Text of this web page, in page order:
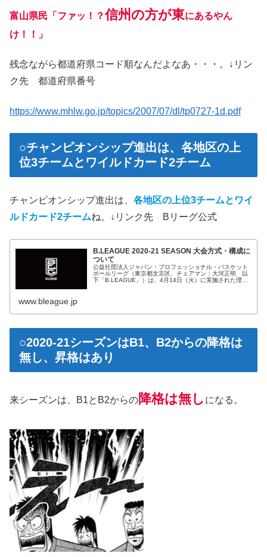
富山県民「ファッ！？信州の方が東にあるやん
け！！」
残念ながら都道府県コード順なんだよなあ・・・。↓リン
ク先 都道府県番号
https://www.mhlw.go.jp/topics/2007/07/dl/tp0727-1d.pdf
○チャンピオンシップ進出は、各地区の上
位3チームとワイルドカード2チーム
チャンピオンシップ進出は、 各地区の上位3チームとワイ
ルドカード2チームね。↓リンク先 Bリーグ公式
B.LEAGUE 2020-21 SEASON 大会方式・構成に
ついて
公益社団法人ジャパン・プロフェッショナル・バスケット
ボールリーグ（東京都文京区、チェアマン：大河正明 以
下「B.LEAGUE」）は、4月14日（火）に実施された理事
www.bleague.jp
○2020-21シーズンはB1、B2からの降格は
無し、昇格はあり
来シーズンは、B1とB2からの降格は無し になる。